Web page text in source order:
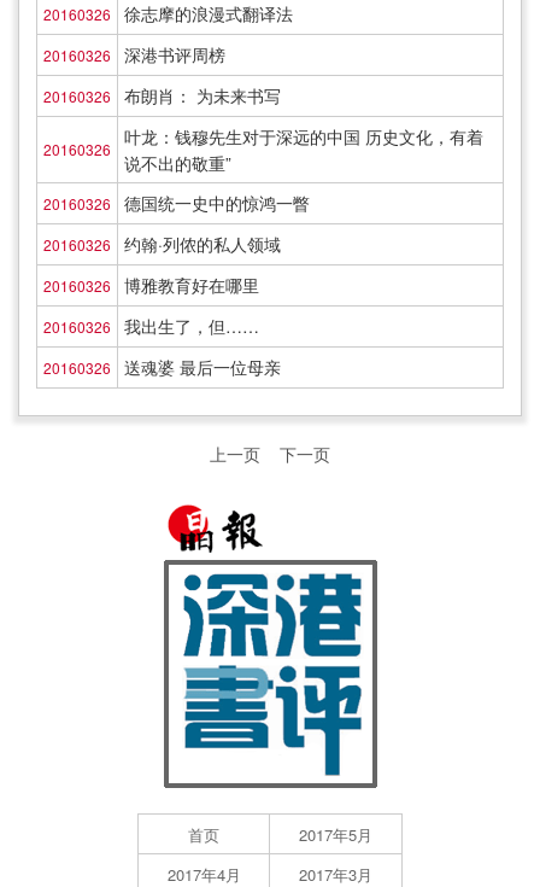
20160326 徐志摩的浪漫式翻译法
20160326 深港书评周榜
20160326 布朗肖： 为未来书写
20160326
叶龙：钱穆先生对于深远的中国 历史文化，有着
说不出的敬重”
20160326 德国统一史中的惊鸿一瞥
20160326 约翰·列侬的私人领域
20160326 博雅教育好在哪里
20160326 我出生了，但……
20160326 送魂婆 最后一位母亲
上一页 下一页
首页
2017年5月
2017年4月
2017年3月